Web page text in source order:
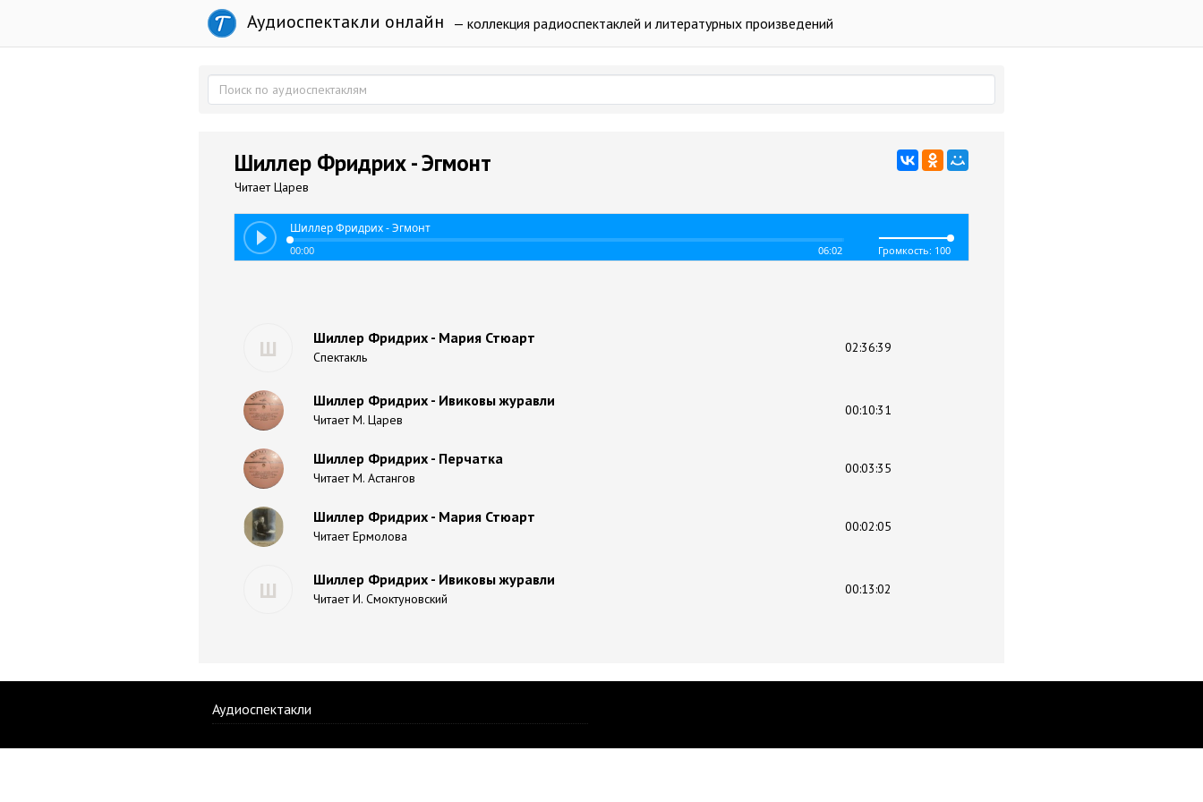
Аудиоспектакли онлайн — коллекция радиоспектаклей и литературных произведений
Шиллер Фридрих - Эгмонт
Читает Царев
Шиллер Фридрих - Эгмонт
00:00 06:02 Громкость: 100
Ш Шиллер Фридрих - Мария Стюарт
Спектакль
02:36:39
Шиллер Фридрих - Ивиковы журавли
Читает М. Царев
00:10:31
Шиллер Фридрих - Перчатка
Читает М. Астангов
00:03:35
Шиллер Фридрих - Мария Стюарт
Читает Ермолова
00:02:05
Ш Шиллер Фридрих - Ивиковы журавли
Читает И. Смоктуновский
00:13:02
Аудиоспектакли